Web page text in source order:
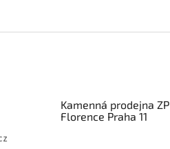
Kamenná prodejna ZP
Florence Praha 11